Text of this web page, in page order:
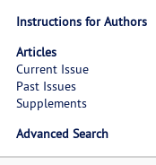
Instructions for Authors
Articles
Current Issue
Past Issues
Supplements
Advanced Search